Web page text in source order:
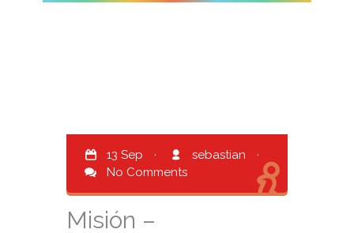
13 Sep · sebastian
·
No Comments
Misión –